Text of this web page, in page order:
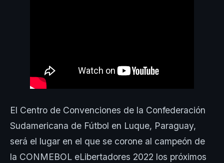
El Centro de Convenciones de la Confederación
Sudamericana de Fútbol en Luque, Paraguay,
será el lugar en el que se corone al campeón de
la CONMEBOL eLibertadores 2022 los próximos